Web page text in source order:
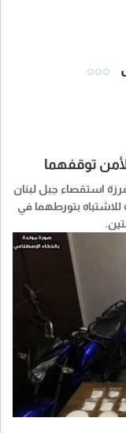
توقفهما
استقصاء جبل لبنان
بتورطهما في